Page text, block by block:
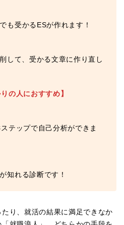
も受かるESが作れます！
して、受かる文章に作り直し
の人におすすめ】
テップで自己分析ができま
知れる診断です！
り、就活の結果に満足できなか